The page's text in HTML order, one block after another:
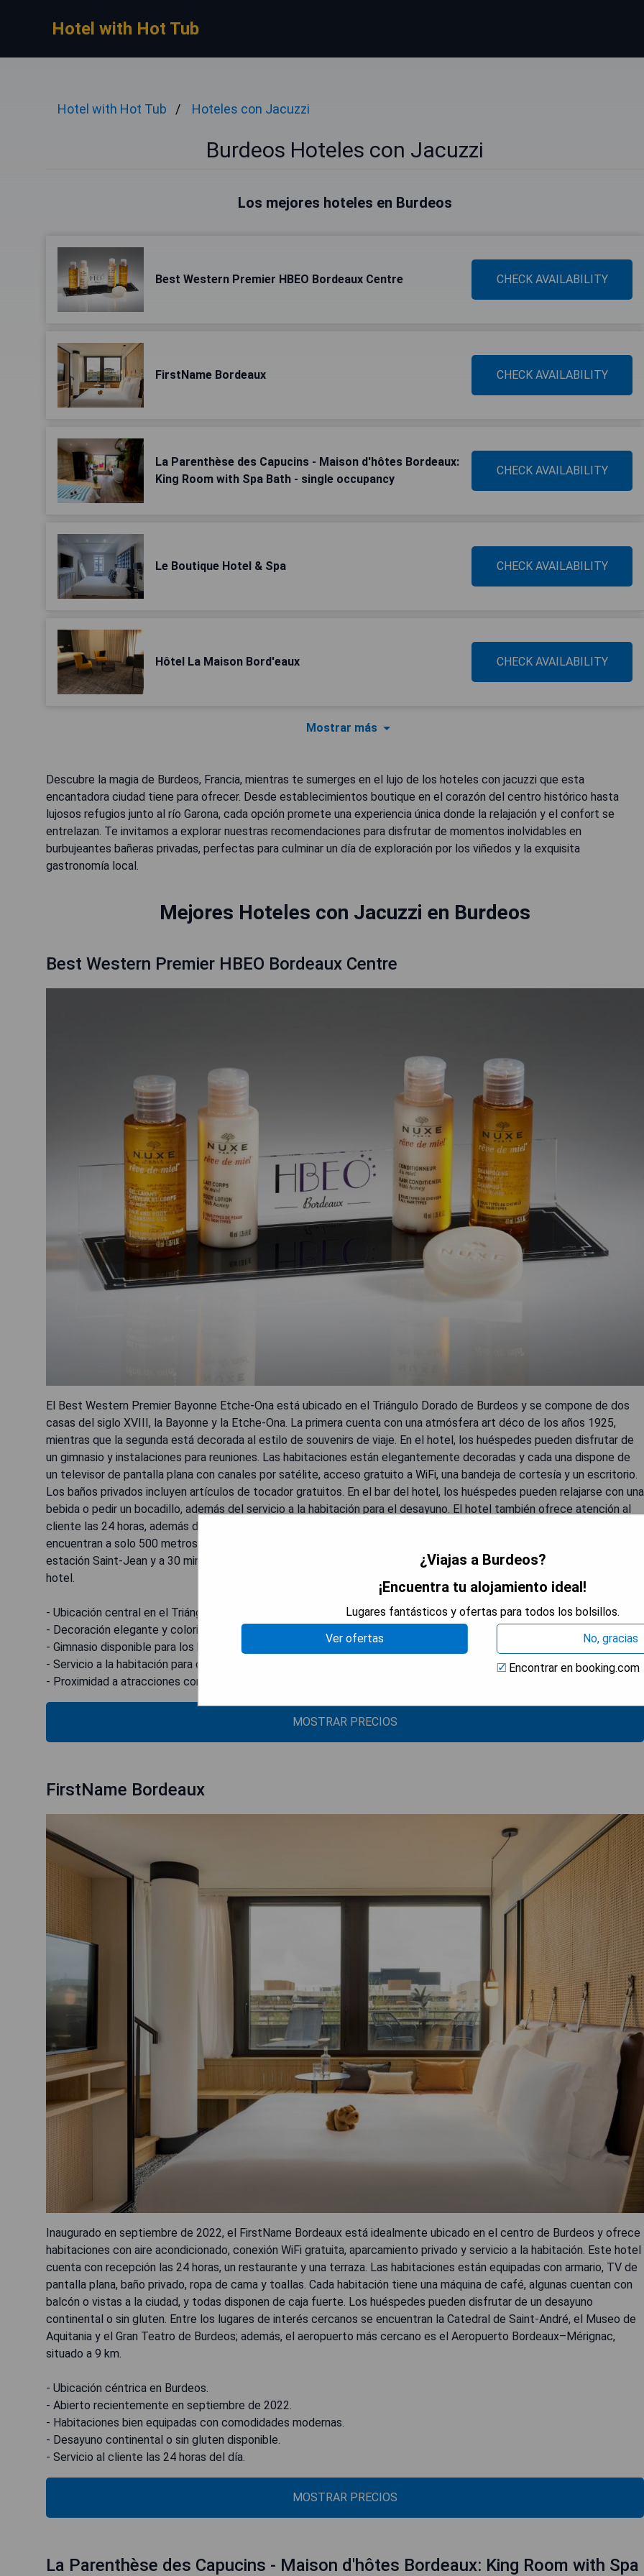
Hotel with Hot Tub
Hotel with Hot Tub Hoteles con Jacuzzi
Burdeos Hoteles con Jacuzzi
Los mejores hoteles en Burdeos
Best Western Premier HBEO Bordeaux Centre CHECK AVAILABILITY
FirstName Bordeaux CHECK AVAILABILITY
La Parenthèse des Capucins - Maison d'hôtes Bordeaux:
King Room with Spa Bath - single occupancy
CHECK AVAILABILITY
Le Boutique Hotel & Spa CHECK AVAILABILITY
Hôtel La Maison Bord'eaux CHECK AVAILABILITY
Mostrar más
Descubre la magia de Burdeos, Francia, mientras te sumerges en el lujo de los hoteles con jacuzzi que esta
encantadora ciudad tiene para ofrecer. Desde establecimientos boutique en el corazón del centro histórico hasta
lujosos refugios junto al río Garona, cada opción promete una experiencia única donde la relajación y el confort se
entrelazan. Te invitamos a explorar nuestras recomendaciones para disfrutar de momentos inolvidables en
burbujeantes bañeras privadas, perfectas para culminar un día de exploración por los viñedos y la exquisita
gastronomía local.
Mejores Hoteles con Jacuzzi en Burdeos
Best Western Premier HBEO Bordeaux Centre
El Best Western Premier Bayonne Etche-Ona está ubicado en el Triángulo Dorado de Burdeos y se compone de dos
casas del siglo XVIII, la Bayonne y la Etche-Ona. La primera cuenta con una atmósfera art déco de los años 1925,
mientras que la segunda está decorada al estilo de souvenirs de viaje. En el hotel, los huéspedes pueden disfrutar de
un gimnasio y instalaciones para reuniones. Las habitaciones están elegantemente decoradas y cada una dispone de
un televisor de pantalla plana con canales por satélite, acceso gratuito a WiFi, una bandeja de cortesía y un escritorio.
Los baños privados incluyen artículos de tocador gratuitos. En el bar del hotel, los huéspedes pueden relajarse con una
bebida o pedir un bocadillo, además del servicio a la habitación para el desayuno. El hotel también ofrece atención al
cliente las 24 horas, además de servicios de habitaciones y lavandería. El río Garona y la Catedral Saint-André se
encuentran a solo 500 metros. El Best Western Plus "Bayonne Etche-Ona" se encuentra a 15 minutos en coche de la
estación Saint-Jean y a 30 minutos del Aeropuerto de Burdeos; hay estacionamiento público disponible alrededor del
hotel.
- Ubicación central en el Triángulo Dorado.
- Decoración elegante y colorida en las habitaciones.
- Gimnasio disponible para los huéspedes.
- Servicio a la habitación para desayunos.
- Proximidad a atracciones como el río Garona y la Catedral Saint-André.
MOSTRAR PRECIOS
FirstName Bordeaux
Inaugurado en septiembre de 2022, el FirstName Bordeaux está idealmente ubicado en el centro de Burdeos y ofrece
habitaciones con aire acondicionado, conexión WiFi gratuita, aparcamiento privado y servicio a la habitación. Este hotel
cuenta con recepción las 24 horas, un restaurante y una terraza. Las habitaciones están equipadas con armario, TV de
pantalla plana, baño privado, ropa de cama y toallas. Cada habitación tiene una máquina de café, algunas cuentan con
balcón o vistas a la ciudad, y todas disponen de caja fuerte. Los huéspedes pueden disfrutar de un desayuno
continental o sin gluten. Entre los lugares de interés cercanos se encuentran la Catedral de Saint-André, el Museo de
Aquitania y el Gran Teatro de Burdeos; además, el aeropuerto más cercano es el Aeropuerto Bordeaux–Mérignac,
situado a 9 km.
- Ubicación céntrica en Burdeos.
- Abierto recientemente en septiembre de 2022.
- Habitaciones bien equipadas con comodidades modernas.
- Desayuno continental o sin gluten disponible.
- Servicio al cliente las 24 horas del día.
MOSTRAR PRECIOS
La Parenthèse des Capucins - Maison d'hôtes Bordeaux: King Room with Spa
¿Viajas a Burdeos?
¡Encuentra tu alojamiento ideal!
Lugares fantásticos y ofertas para todos los bolsillos.
Ver ofertas
No, gracias
Encontrar en booking.com